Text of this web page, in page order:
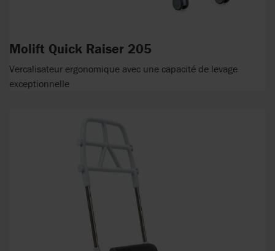
Molift Quick Raiser 205
Vercalisateur ergonomique avec une capacité de levage
exceptionnelle